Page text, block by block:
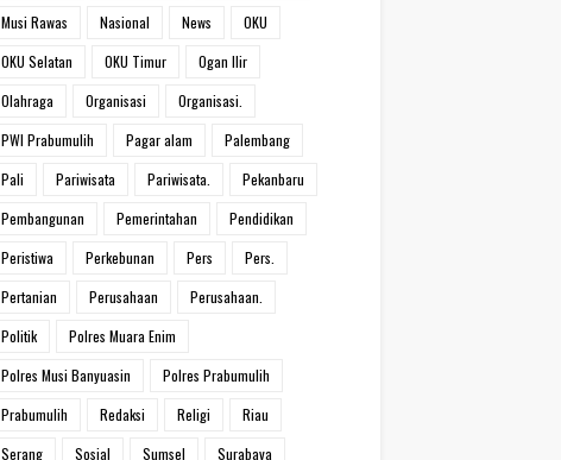
Musi Rawas
Nasional News
OKU
OKU Selatan
OKU Timur
Ogan Ilir
Olahraga
Organisasi
Organisasi.
PWI Prabumulih
Pagar alam
Palembang
Pali
Pariwisata Pariwisata.
Pekanbaru
Pembangunan
Pemerintahan
Pendidikan
Peristiwa
Perkebunan Pers
Pers.
Pertanian
Perusahaan
Perusahaan.
Politik
Polres Muara Enim
Polres Musi Banyuasin
Polres Prabumulih
Prabumulih
Redaksi Religi
Riau
Serang
Sosial Sumsel
Surabaya